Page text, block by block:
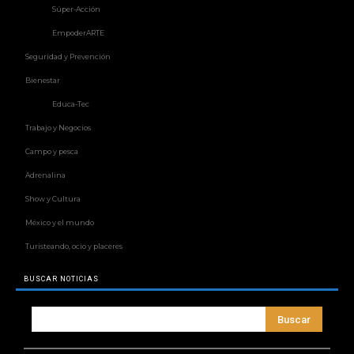
Súper-Acción
EmpoderARTE
Seguridad y Prevención
Bienestar
Educa-Tec
Trabajo y Negocios
Campo y pesca
Adrenalina
Show y Cultura
México y el mundo
Turisteando, ocio y placeres
BUSCAR NOTICIAS
Buscar